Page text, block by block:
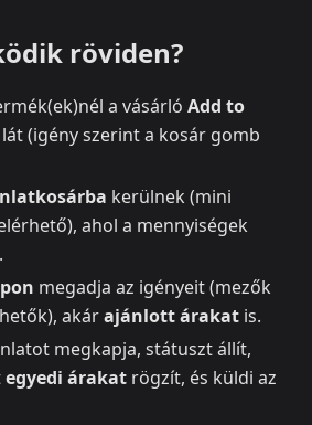
röviden?
a vásárló Add to
(igény szerint a kosár gomb
kerülnek (mini
ahol a mennyiségek
megadja az igényeit (mezők
akárajánlott árakat is.
megkapja, státuszt állít,
egyedi árakat rögzít, és küldi az